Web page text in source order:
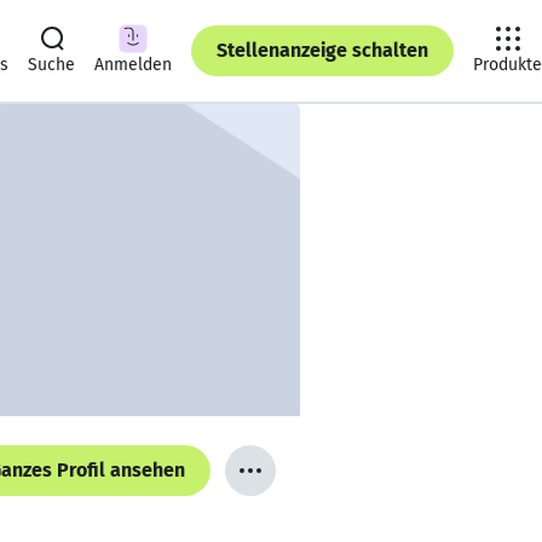
Suche Anmelden
Stellenanzeige schalten
Produkte
Profil ansehen